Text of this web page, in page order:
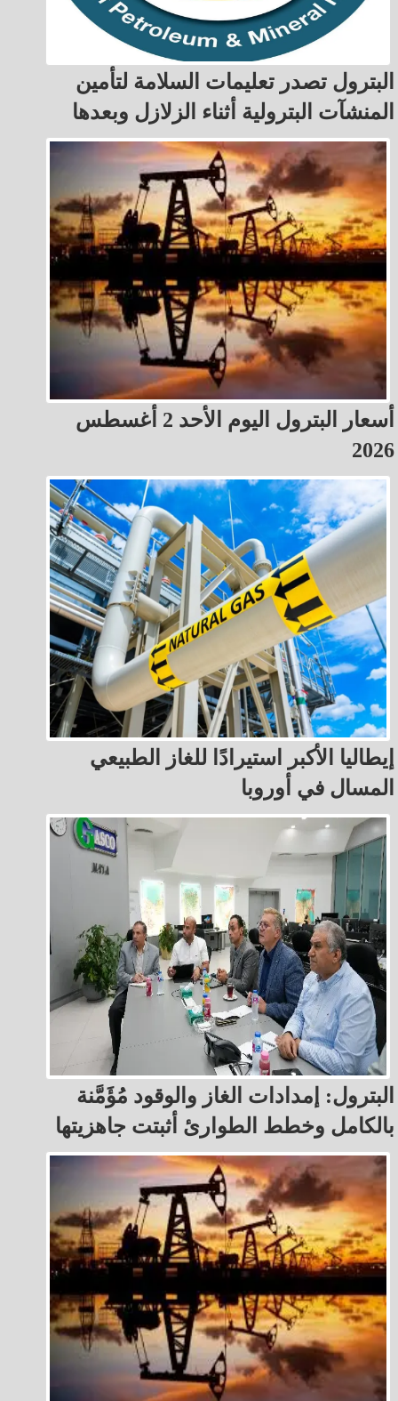
البترول تصدر تعليمات السلامة لتأمين
المنشآت البترولية أثناء الزلازل وبعدها
أسعار البترول اليوم الأحد 2 أغسطس
2026
إيطاليا الأكبر استيرادًا للغاز الطبيعي
المسال في أوروبا
البترول: إمدادات الغاز والوقود مُؤَمَّنة
بالكامل وخطط الطوارئ أثبتت جاهزيتها